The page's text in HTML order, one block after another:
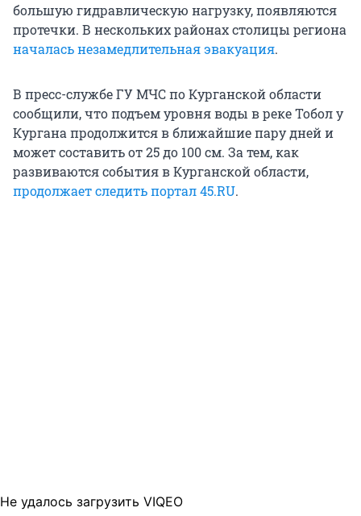
большую гидравлическую нагрузку, появляются
протечки. В нескольких районах столицы региона
началась незамедлительная эвакуация.
В пресс-службе ГУ МЧС по Курганской области
сообщили, что подъем уровня воды в реке Тобол у
Кургана продолжится в ближайшие пару дней и
может составить от 25 до 100 см. За тем, как
развиваются события в Курганской области,
продолжает следить портал 45.RU.
Не удалось загрузить VIQEO